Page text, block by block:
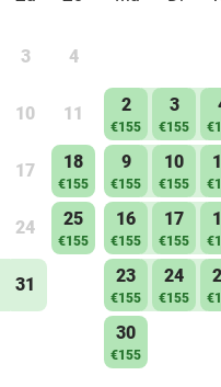
3 4
10 11
17 18
€155
24 25
€155
31
2
€155
3
€155
9
€155
10
€155
16
€155
17
€155
23
€155
24
€155
30
€155